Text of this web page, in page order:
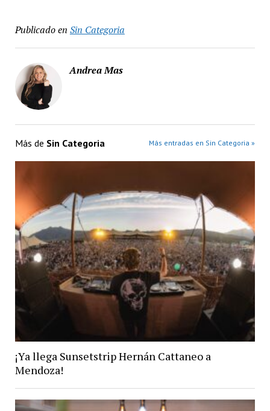
Publicado en Sin Categoria
Andrea Mas
Más de Sin Categoria Más entradas en Sin Categoria »
¡Ya llega Sunsetstrip Hernán Cattaneo a
Mendoza!